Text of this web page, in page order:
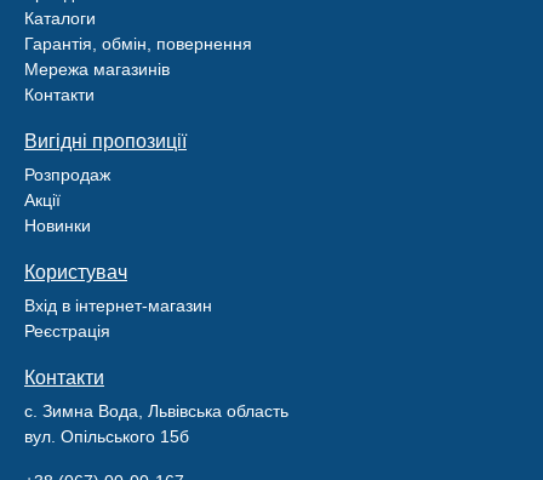
Каталоги
Гарантія, обмін, повернення
Мережа магазинів
Контакти
Вигідні пропозиції
Розпродаж
Акції
Новинки
Користувач
Вхід в інтернет-магазин
Реєстрація
Контакти
с. Зимна Вода, Львівська область
вул. Опільського 15б